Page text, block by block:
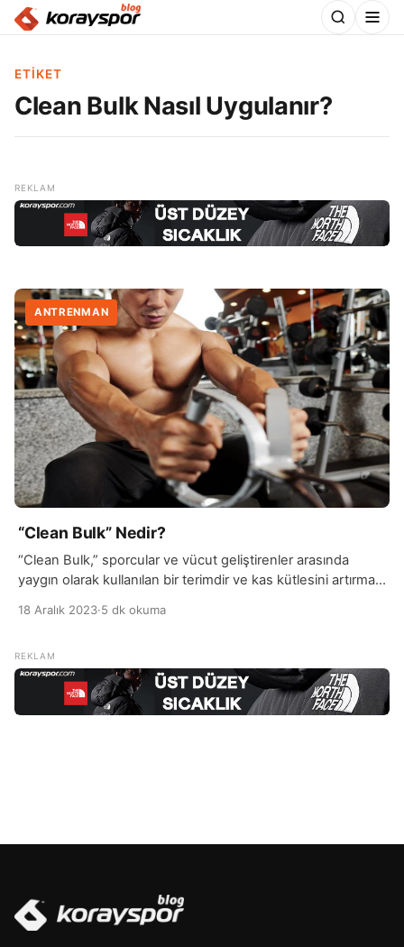
ETIKET
Clean Bulk Nasıl Uygulanır?
ANTRENMAN
“Clean Bulk” Nedir?
“Clean Bulk,” sporcular ve vücut geliştirenler arasında
yaygın olarak kullanılan bir terimdir ve kas kütlesini artırmayı
eder. Clean Bulk, kilo alımını sağlamak ve vücut yağ oranını
strateji, sağlıklı ve dengeli beslenmeye dayanırken aynı
zamanda kaliteli kalorilerle beslenmeyi amaçlar. Clean Bulk
sürecinde, […]
18 Aralık 2023·5 dk okuma